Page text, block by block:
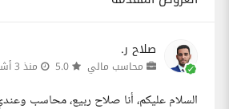
صلاح ر.
محاسب مالي منذ 3 أشهر